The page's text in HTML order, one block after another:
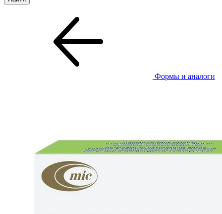
Формы и аналоги